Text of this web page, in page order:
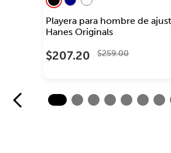
Playera para hombre de
Hanes Originals
$207.20 $259.00